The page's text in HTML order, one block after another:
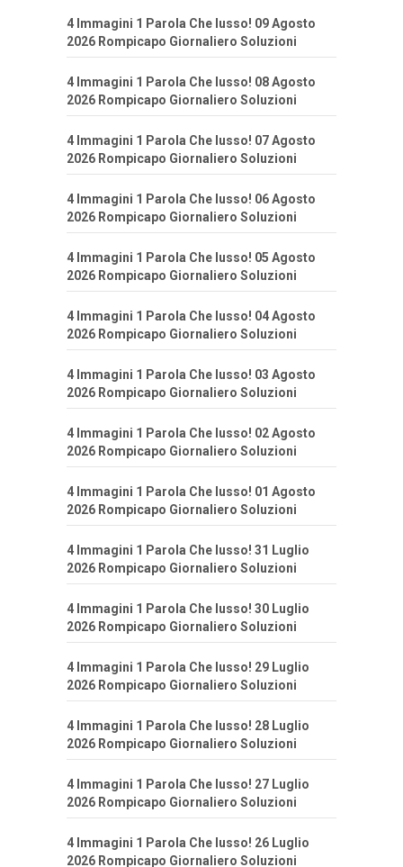
4 Immagini 1 Parola Che lusso! 09 Agosto
2026 Rompicapo Giornaliero Soluzioni
4 Immagini 1 Parola Che lusso! 08 Agosto
2026 Rompicapo Giornaliero Soluzioni
4 Immagini 1 Parola Che lusso! 07 Agosto
2026 Rompicapo Giornaliero Soluzioni
4 Immagini 1 Parola Che lusso! 06 Agosto
2026 Rompicapo Giornaliero Soluzioni
4 Immagini 1 Parola Che lusso! 05 Agosto
2026 Rompicapo Giornaliero Soluzioni
4 Immagini 1 Parola Che lusso! 04 Agosto
2026 Rompicapo Giornaliero Soluzioni
4 Immagini 1 Parola Che lusso! 03 Agosto
2026 Rompicapo Giornaliero Soluzioni
4 Immagini 1 Parola Che lusso! 02 Agosto
2026 Rompicapo Giornaliero Soluzioni
4 Immagini 1 Parola Che lusso! 01 Agosto
2026 Rompicapo Giornaliero Soluzioni
4 Immagini 1 Parola Che lusso! 31 Luglio
2026 Rompicapo Giornaliero Soluzioni
4 Immagini 1 Parola Che lusso! 30 Luglio
2026 Rompicapo Giornaliero Soluzioni
4 Immagini 1 Parola Che lusso! 29 Luglio
2026 Rompicapo Giornaliero Soluzioni
4 Immagini 1 Parola Che lusso! 28 Luglio
2026 Rompicapo Giornaliero Soluzioni
4 Immagini 1 Parola Che lusso! 27 Luglio
2026 Rompicapo Giornaliero Soluzioni
4 Immagini 1 Parola Che lusso! 26 Luglio
2026 Rompicapo Giornaliero Soluzioni